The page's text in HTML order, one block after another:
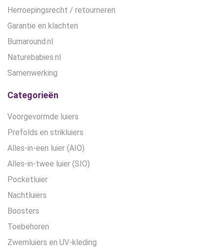
Herroepingsrecht / retourneren
Garantie en klachten
Bumaround.nl
Naturebabies.nl
Samenwerking
Categorieën
Voorgevormde luiers
Prefolds en strikluiers
Alles-in-een luier (AIO)
Alles-in-twee luier (SIO)
Pocketluier
Nachtluiers
Boosters
Toebehoren
Zwemluiers en UV-kleding